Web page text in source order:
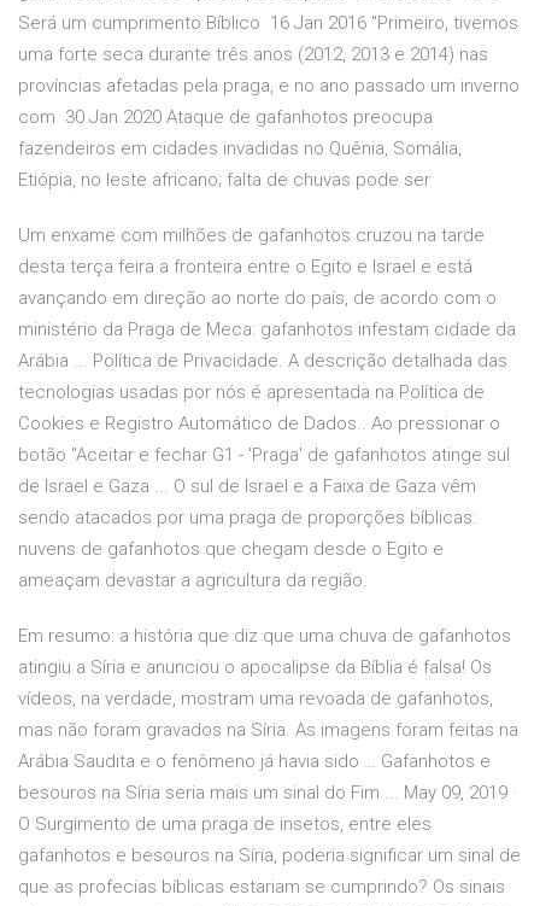
Será um cumprimento Bíblico 16 Jan 2016 "Primeiro, tivemos
uma forte seca durante três anos (2012, 2013 e 2014) nas
províncias afetadas pela praga, e no ano passado um inverno
com 30 Jan 2020 Ataque de gafanhotos preocupa
fazendeiros em cidades invadidas no Quênia, Somália,
Etiópia, no leste africano; falta de chuvas pode ser
Um enxame com milhões de gafanhotos cruzou na tarde
desta terça feira a fronteira entre o Egito e Israel e está
avançando em direção ao norte do país, de acordo com o
ministério da Praga de Meca: gafanhotos infestam cidade da
Arábia ... Política de Privacidade. A descrição detalhada das
tecnologias usadas por nós é apresentada na Política de
Cookies e Registro Automático de Dados.. Ao pressionar o
botão "Aceitar e fechar G1 - 'Praga' de gafanhotos atinge sul
de Israel e Gaza ... O sul de Israel e a Faixa de Gaza vêm
sendo atacados por uma praga de proporções bíblicas:
nuvens de gafanhotos que chegam desde o Egito e
ameaçam devastar a agricultura da região.
Em resumo: a história que diz que uma chuva de gafanhotos
atingiu a Síria e anunciou o apocalipse da Bíblia é falsa! Os
vídeos, na verdade, mostram uma revoada de gafanhotos,
mas não foram gravados na Síria. As imagens foram feitas na
Arábia Saudita e o fenômeno já havia sido … Gafanhotos e
besouros na Síria seria mais um sinal do Fim ... May 09, 2019 ·
O Surgimento de uma praga de insetos, entre eles
gafanhotos e besouros na Síria, poderia significar um sinal de
que as profecias bíblicas estariam se cumprindo? Os sinais